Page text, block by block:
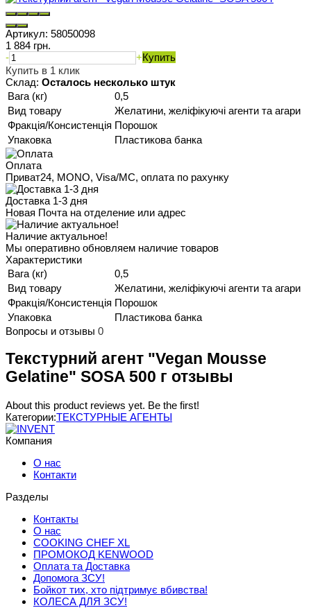
Артикул: 58050098
1 884 грн.
-
+Купить
Купить в 1 клик
Склад: Осталось несколько штук
Вага (кг)
0,5
Вид товару
Желатини, желіфікуючі агенти та агари
Фракція/Консистенція Порошок
Упаковка
Пластикова банка
Оплата
Приват24, MONO, Visa/MC, оплата по рахунку
Доставка 1-3 дня
Новая Почта на отделение или адрес
Наличие актуальное!
Мы оперативно обновляем наличие товаров
Характеристики
Вага (кг)
0,5
Вид товару
Желатини, желіфікуючі агенти та агари
Фракція/Консистенція Порошок
Упаковка
Пластикова банка
Вопросы и отзывы 0
Текстурний агент "Vegan Mousse
Gelatine" SOSA 500 г отзывы
About this product reviews yet. Be the first!
Категории:ТЕКСТУРНЫЕ АГЕНТЫ
Компания
О нас
Контакти
Разделы
Контакты
О нас
COOKING CHEF XL
ПРОМОКОД KENWOOD
Оплата та Доставка
Допомога ЗСУ!
Бойкот тих, хто підтримує вбивства!
КОЛЕСА ДЛЯ ЗСУ!